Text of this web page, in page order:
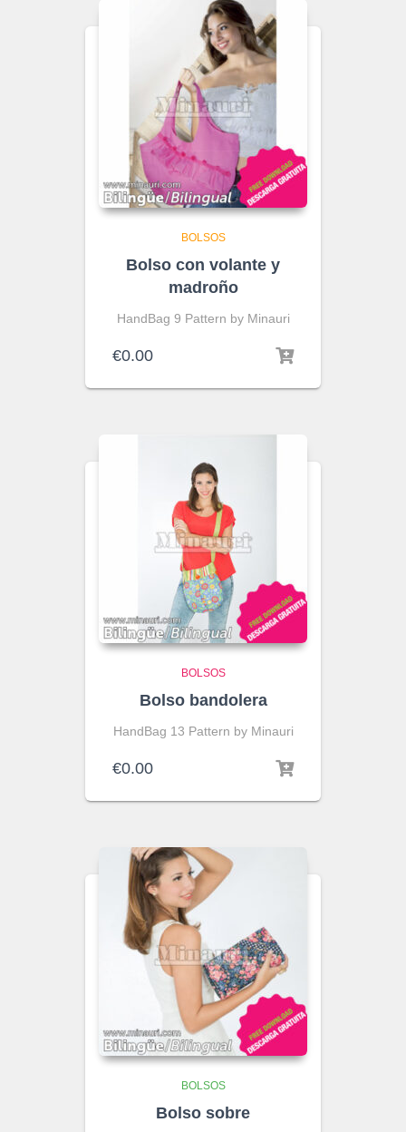
BOLSOS
Bolso con volante y
madroño
HandBag 9 Pattern by Minauri
€0.00
BOLSOS
Bolso bandolera
HandBag 13 Pattern by Minauri
€0.00
BOLSOS
Bolso sobre